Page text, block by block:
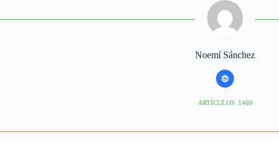
Noemí Sánchez
ARTÍCULOS: 1469